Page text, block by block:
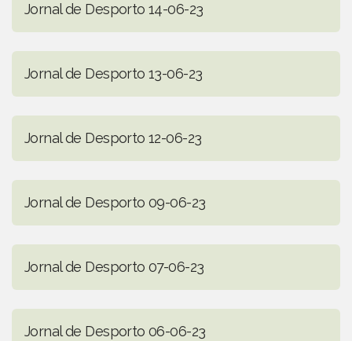
Jornal de Desporto 14-06-23
Jornal de Desporto 13-06-23
Jornal de Desporto 12-06-23
Jornal de Desporto 09-06-23
Jornal de Desporto 07-06-23
Jornal de Desporto 06-06-23